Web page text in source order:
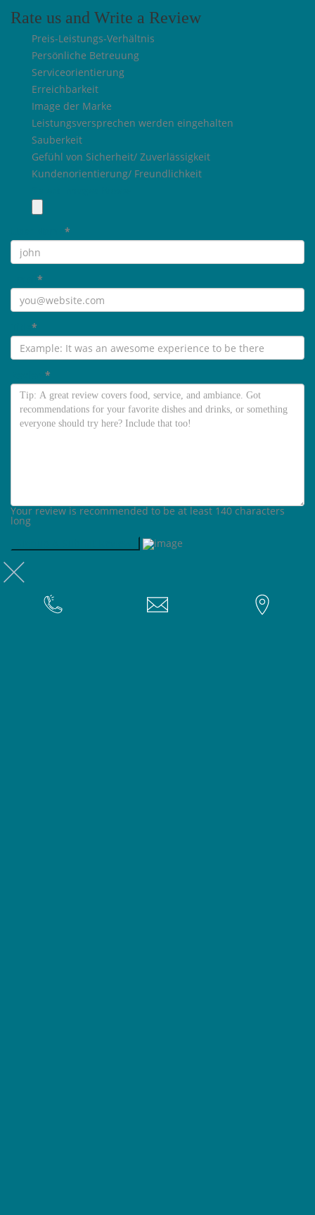
Rate us and Write a Review
Preis-Leistungs-Verhältnis
Persönliche Betreuung
Serviceorientierung
Erreichbarkeit
Image der Marke
Leistungsversprechen werden eingehalten
Sauberkeit
Gefühl von Sicherheit/ Zuverlässigkeit
Kundenorientierung/ Freundlichkeit
*
*
*
*
Your review is recommended to be at least 140 characters
long